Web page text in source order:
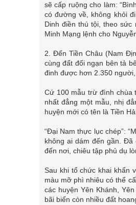
sẽ cấp ruộng cho làm:
có đường về, không khỏi
Dinh điền thú tội, theo sức
Minh Mạng lệnh cho
2. Đến Tiền Châu (Nam
cùng đất đối ngạn bên tả
đinh được hơn 2.350
Cứ 100 mẫu trừ đình chùa
nhất đẳng một mẫu, nhị
huyện mới có tên là Tiền
“Đại Nam thực lục chép”:
không ai dám đến gần. Đã
đến nơi, chiêu tập phủ dụ
Sau khi tổ chức khai khẩn
màu mỡ phì nhiêu có thể
các huyện Yên Khánh,
bãi biển còn nhiều đất